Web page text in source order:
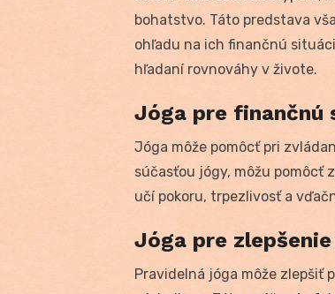
bohatstvo. Táto predstava
ohľadu na ich finančnú
hľadaní rovnováhy v živote.
Jóga pre finančnú
Jóga môže pomôcť pri
súčasťou jógy, môžu pomôcť
učí pokoru, trpezlivosť a
Jóga pre
Pravidelná jóga môže zlepšiť